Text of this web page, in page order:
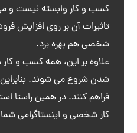
تاثیرات آن بر روی افزایش
شخصی هم بهره برد.
علاوه بر این، همه کسب و
شدن شروع می شوند.
کار شخصی و اینستاگرامی شما